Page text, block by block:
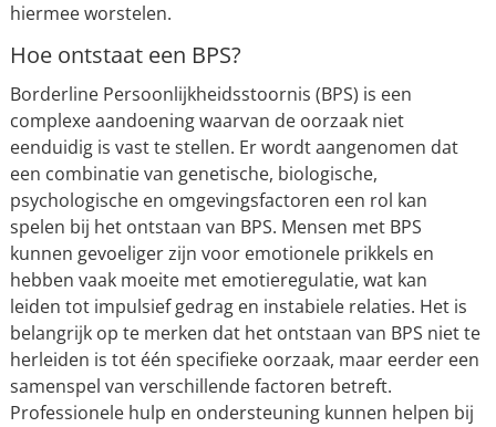
hiermee worstelen.
Hoe ontstaat een BPS?
Borderline Persoonlijkheidsstoornis (BPS) is een
complexe aandoening waarvan de oorzaak niet
eenduidig is vast te stellen. Er wordt aangenomen dat
een combinatie van genetische, biologische,
psychologische en omgevingsfactoren een rol kan
spelen bij het ontstaan van BPS. Mensen met BPS
kunnen gevoeliger zijn voor emotionele prikkels en
hebben vaak moeite met emotieregulatie, wat kan
leiden tot impulsief gedrag en instabiele relaties. Het is
belangrijk op te merken dat het ontstaan van BPS niet te
herleiden is tot één specifieke oorzaak, maar eerder een
samenspel van verschillende factoren betreft.
Professionele hulp en ondersteuning kunnen helpen bij